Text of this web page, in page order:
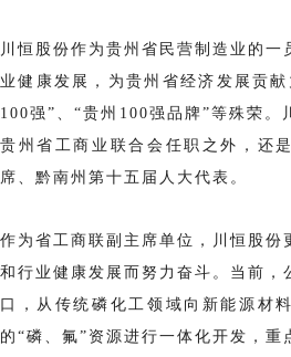
川恒股份作为贵州省民营制造业的一
业健康发展，为贵州省经济发展贡
100强”、“贵州100强品牌”等殊荣。
贵州省工商业联合会任职之外，还
席、黔南州第十五届人大代表。
作为省工商联副主席单位，川恒股份
和行业健康发展而努力奋斗。当前，
口，从传统磷化工领域向新能源材
的“磷、氟”资源进行一体化开发，重